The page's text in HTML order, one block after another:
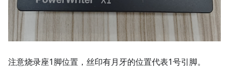
注意烧录座1脚位置，丝印有月牙的位置代表1号引脚。